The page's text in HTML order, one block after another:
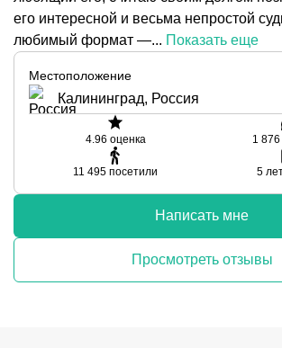
его интересной и весьма непростой
любимый формат —... Показать еще
Местоположение
Калининград, Россия
4.96 оценка 1 876
11 495 посетили 5
Написать мне
Просмотреть отзывы